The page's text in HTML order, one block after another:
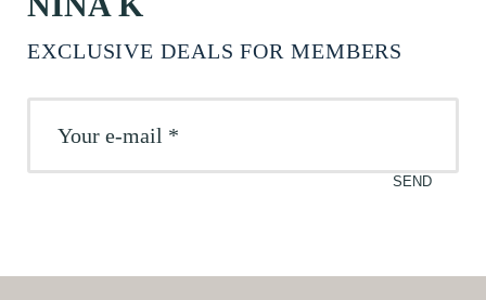
EXCLUSIVE DEALS FOR MEMBERS